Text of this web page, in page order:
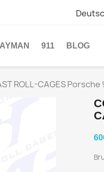
911 BLOG
ROLL-CAGES Porsche